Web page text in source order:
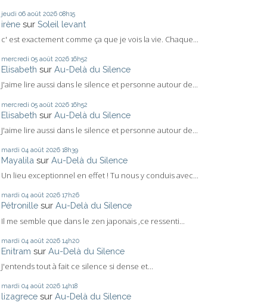
jeudi 06 août 2026 08h15
irène sur Soleil levant
c' est exactement comme ça que je vois la vie. Chaque...
mercredi 05 août 2026 16h52
Elisabeth sur Au-Delà du Silence
J'aime lire aussi dans le silence et personne autour de...
mercredi 05 août 2026 16h52
Elisabeth sur Au-Delà du Silence
J'aime lire aussi dans le silence et personne autour de...
mardi 04 août 2026 18h39
Mayalila sur Au-Delà du Silence
Un lieu exceptionnel en effet ! Tu nous y conduis avec...
mardi 04 août 2026 17h26
Pétronille sur Au-Delà du Silence
Il me semble que dans le zen japonais ,ce ressenti...
mardi 04 août 2026 14h20
Enitram sur Au-Delà du Silence
J'entends tout à fait ce silence si dense et...
mardi 04 août 2026 14h18
lizagrece sur Au-Delà du Silence